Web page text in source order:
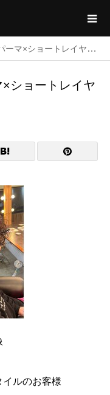
×ショートレイヤーウルフ
ショートレイヤ
イルのお客様